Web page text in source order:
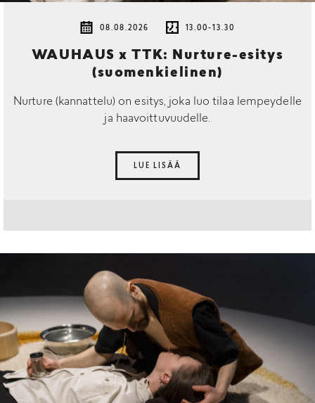
08.08.2026 13.00-13.30
WAUHAUS x TTK: Nurture-esitys
(suomenkielinen)
Nurture (kannattelu) on esitys, joka luo tilaa lempeydelle
ja haavoittuvuudelle.
LUE LISÄÄ